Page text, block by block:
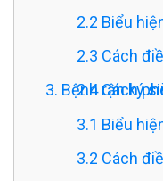
2.2 Biểu
2.3 Cách
2.4 Cách
3. Bệnh rận ký
3.1 Biểu
3.2 Cách